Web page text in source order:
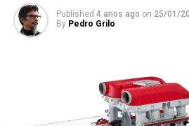
Published 4 anos ago on 25/01/
By Pedro Grilo